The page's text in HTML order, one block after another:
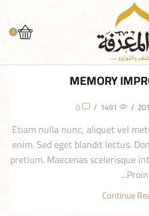
0
MEMORY
/
1491
/
0
Etiam nulla nunc, aliquet vel
enim. Sed eget blandit lectus.
pretium. Maecenas scelerisque
Proin...
Continue